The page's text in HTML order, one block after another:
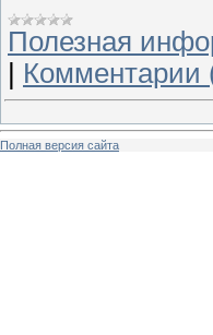
Полезная
Комментарии
Полная версия сайта